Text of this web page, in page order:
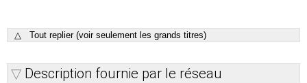
△ Tout replier (voir seulement les grands titres)
Description fournie par le réseau